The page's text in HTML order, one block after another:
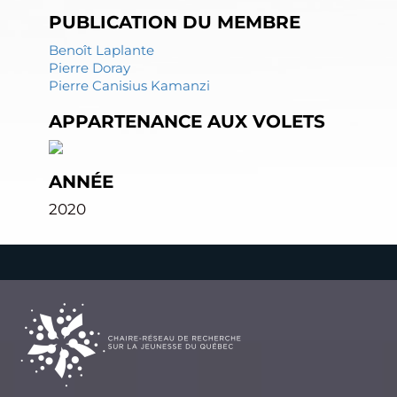
PUBLICATION DU MEMBRE
Benoît Laplante
Pierre Doray
Pierre Canisius Kamanzi
APPARTENANCE AUX VOLETS
ANNÉE
2020